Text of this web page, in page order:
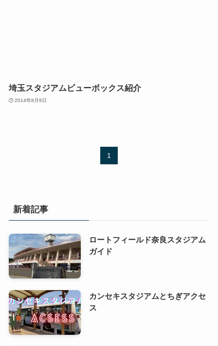
埼玉スタジアムビューボックス紹介
2014年8月9日
1
新着記事
ロートフィールド奈良スタジアム
ガイド
カンセキスタジアムとちぎアクセ
ス